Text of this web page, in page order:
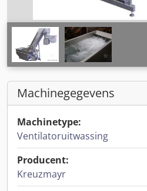
Machinegegevens
Machinetype:
Ventilatoruitwassing
Producent:
Kreuzmayr